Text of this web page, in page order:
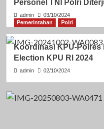
Personel TNI Polri
admin
03/10/2024
Pemerintahan
Polri
Koordinasi KPU-
Election KPU RI 2024
admin 02/10/2024